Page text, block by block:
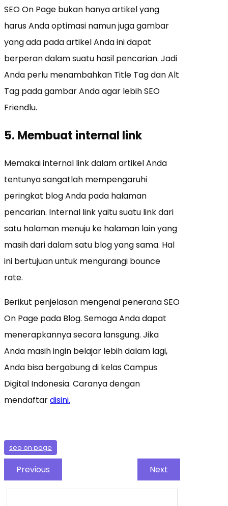
SEO On Page bukan hanya artikel yang
harus Anda optimasi namun juga gambar
yang ada pada artikel Anda ini dapat
berperan dalam suatu hasil pencarian. Jadi
Anda perlu menambahkan Title Tag dan Alt
Tag pada gambar Anda agar lebih SEO
Friendlu.
5. Membuat internal link
Memakai internal link dalam artikel Anda
tentunya sangatlah mempengaruhi
peringkat blog Anda pada halaman
pencarian. Internal link yaitu suatu link dari
satu halaman menuju ke halaman lain yang
masih dari dalam satu blog yang sama. Hal
ini bertujuan untuk mengurangi bounce
rate.
Berikut penjelasan mengenai penerana SEO
On Page pada Blog. Semoga Anda dapat
menerapkannya secara lansgung. Jika
Anda masih ingin belajar lebih dalam lagi,
Anda bisa bergabung di kelas Campus
Digital Indonesia. Caranya dengan
mendaftardisini.
seo on page
Previous Next